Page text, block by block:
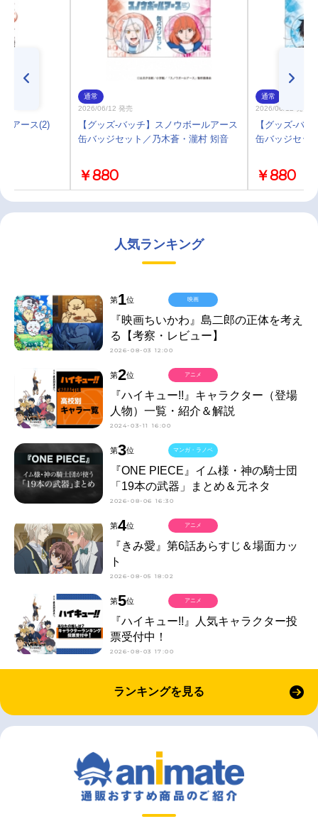
アース(2)
通常
2026/06/12 発売
【グッズ-バッチ】スノウボールアース
缶バッジセット／乃木蒼・瀧村 矧音
￥880
通常
2026/06/12 発売
【グッズ-バ
缶バッジセッ
￥880
人気ランキング
第1位
『映画ちいかわ』島二郎の正体を考え
る【考察・レビュー】
2026-08-03 12:00
映画
第2位
『ハイキュー!!』キャラクター（登場
人物）一覧・紹介＆解説
2024-03-11 16:00
アニメ
第3位
『ONE PIECE』イム様・神の騎士団
「19本の武器」まとめ＆元ネタ
2026-08-06 16:30
マンガ・ラノベ
第4位
『きみ愛』第6話あらすじ＆場面カッ
ト
2026-08-05 18:02
アニメ
第5位
『ハイキュー!!』人気キャラクター投
票受付中！
2026-08-03 17:00
アニメ
ランキングを見る